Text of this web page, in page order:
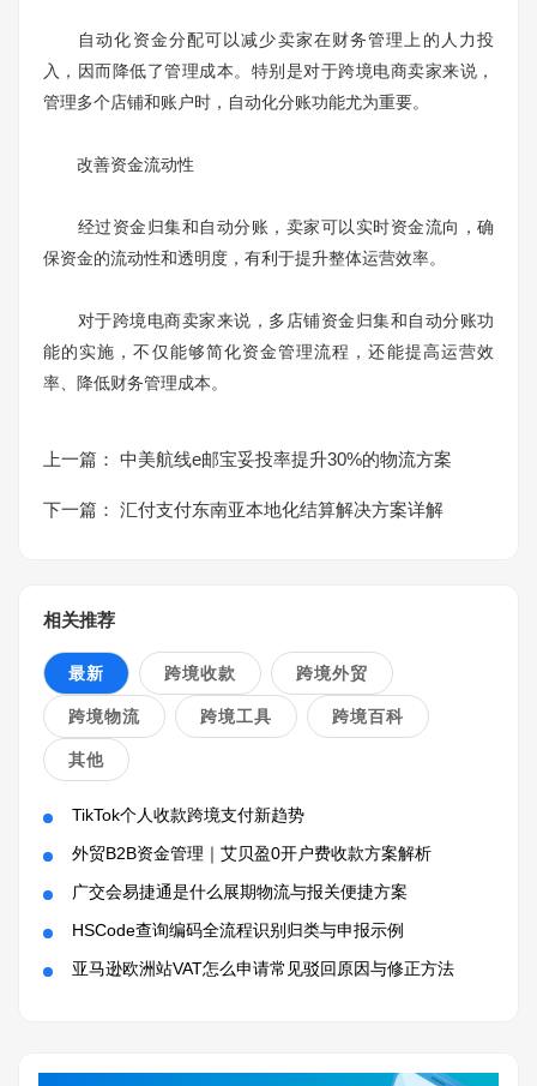
自动化资金分配可以减少卖家在财务管理上的人力投
入，因而降低了管理成本。特别是对于跨境电商卖家来说，
管理多个店铺和账户时，自动化分账功能尤为重要。
改善资金流动性
经过资金归集和自动分账，卖家可以实时资金流向，确
保资金的流动性和透明度，有利于提升整体运营效率。
对于跨境电商卖家来说，多店铺资金归集和自动分账功
能的实施，不仅能够简化资金管理流程，还能提高运营效
率、降低财务管理成本。
上一篇： 中美航线e邮宝妥投率提升30%的物流方案
下一篇： 汇付支付东南亚本地化结算解决方案详解
相关推荐
最新 跨境收款 跨境外贸
跨境物流 跨境工具 跨境百科
其他
TikTok个人收款跨境支付新趋势
外贸B2B资金管理｜艾贝盈0开户费收款方案解析
广交会易捷通是什么展期物流与报关便捷方案
HSCode查询编码全流程识别归类与申报示例
亚马逊欧洲站VAT怎么申请常见驳回原因与修正方法